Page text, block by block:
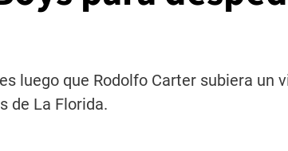
luego que Rodolfo Carter subiera un
de La Florida.